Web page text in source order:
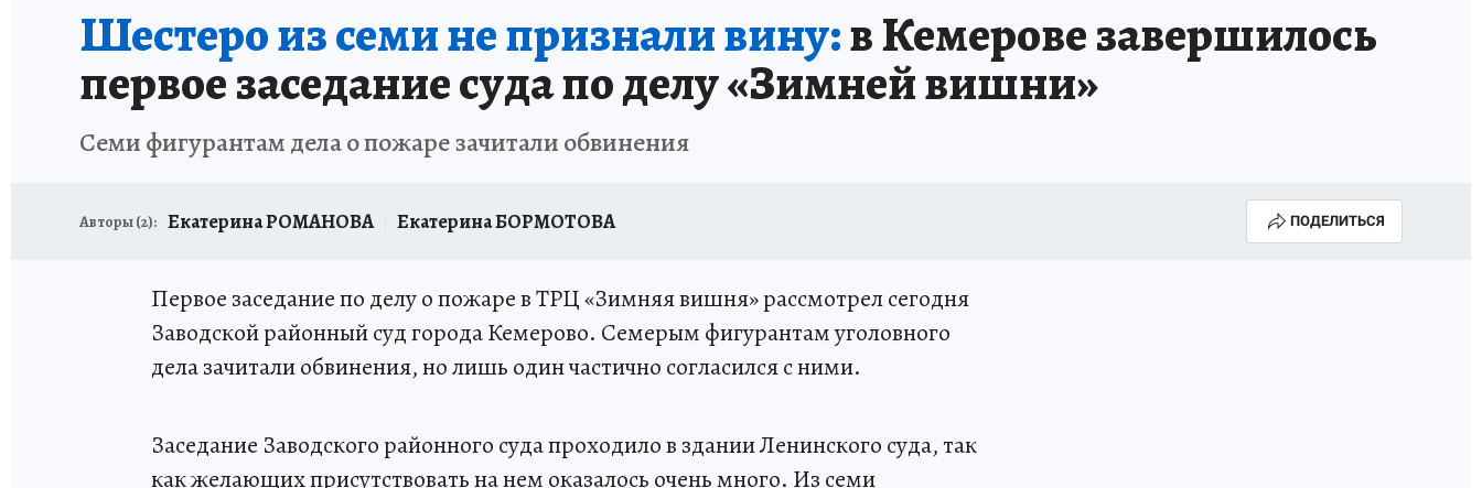
Шестеро из семи не признали вину:в Кемерове завершилось
первое заседание суда по делу «Зимней вишни»
Семи фигурантам дела о пожаре зачитали обвинения
Авторы (2): Екатерина РОМАНОВА Екатерина БОРМОТОВА ПОДЕЛИТЬСЯ
Первое заседание по делу о пожаре в ТРЦ «Зимняя вишня» рассмотрел сегодня
Заводской районный суд города Кемерово. Семерым фигурантам уголовного
дела зачитали обвинения, но лишь один частично согласился с ними.
Заседание Заводского районного суда проходило в здании Ленинского суда, так
как желающих присутствовать на нем оказалось очень много. Из семи